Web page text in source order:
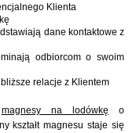
Klienta
dane kontaktowe z
odbiorcom o swoim
relacje z Klientem
magnesy na lodówkę o
kształt magnesu staje się